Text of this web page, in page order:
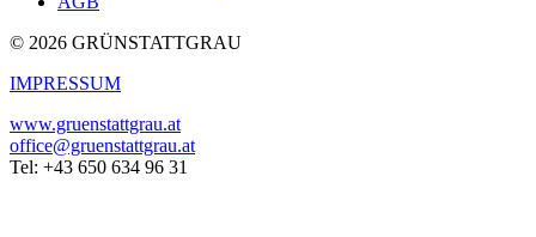
© 2026 GRÜNSTATTGRAU
IMPRESSUM
www.gruenstattgrau.at
office@gruenstattgrau.at
Tel: +43 650 634 96 31